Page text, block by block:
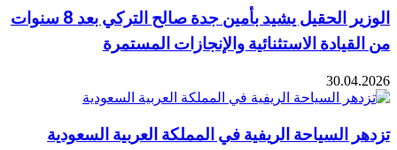
الوزير الحقيل يشيد بأمين جدة صالح التركي بعد 8 سنوات
من القيادة الاستثنائية والإنجازات المستمرة
30.04.2026
تزدهر السياحة الريفية في المملكة العربية السعودية